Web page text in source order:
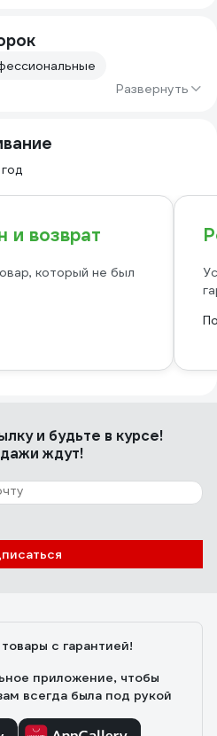
Развернуть
и возврат
который не был
и будьте в курсе!
ждут!
с гарантией!
приложение, чтобы
всегда была под рукой